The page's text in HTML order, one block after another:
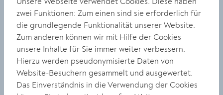
besten Voraussetzung für die große Vielfalt an
landwirtschaftlichen Spezialitäten. Der Genussmarkt
bietet unseren Landwirten die Bühne, ihre Waren zu
präsentieren“, freut sich Stadtrat Martin Sedelmaier.
Der Besuch des Wochenmarkts ist fast auch
gesellschaftlicher Treffpunkt und avanciert nun zum
Genussmarkt: mit Standeln und Stehtischen, wo Weine,
zwei Funktionen: Zum einen sind sie erforderlich für
die grundlegende Funktionalität unserer Website.
Zum anderen können wir mit Hilfe der Cookies
unsere Inhalte für Sie immer weiter verbessern.
Hierzu werden pseudonymisierte Daten von
Website-Besuchern gesammelt und ausgewertet.
Das Einverständnis in die Verwendung der Cookies